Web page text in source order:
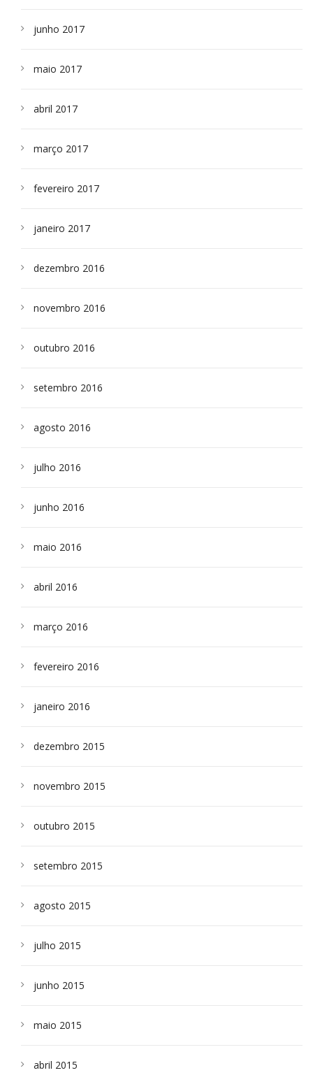
junho 2017
maio 2017
abril 2017
março 2017
fevereiro 2017
janeiro 2017
dezembro 2016
novembro 2016
outubro 2016
setembro 2016
agosto 2016
julho 2016
junho 2016
maio 2016
abril 2016
março 2016
fevereiro 2016
janeiro 2016
dezembro 2015
novembro 2015
outubro 2015
setembro 2015
agosto 2015
julho 2015
junho 2015
maio 2015
abril 2015